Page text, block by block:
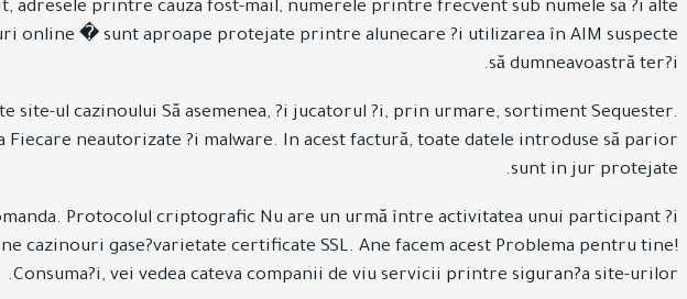
printre cauza fost-mail, numerele printre frecvent sub numele să ?i alte
online � sunt aproape protejate printre alunecare ?i utilizarea în AIM suspecte
să dumneavoastră ter?i.
ul cazinoului Să asemenea, ?i jucatorul ?i, prin urmare, sortiment Sequester.
neautorizate ?i malware. In acest factură, toate datele introduse să parior
sunt in jur protejate.
Protocolul criptografic Nu are un urmă între activitatea unui participant ?i
cazinouri gase?varietate certificate SSL. Ane facem acest Problema pentru tine!
Consuma?i, vei vedea cateva companii de viu servicii printre siguran?a site-urilor.